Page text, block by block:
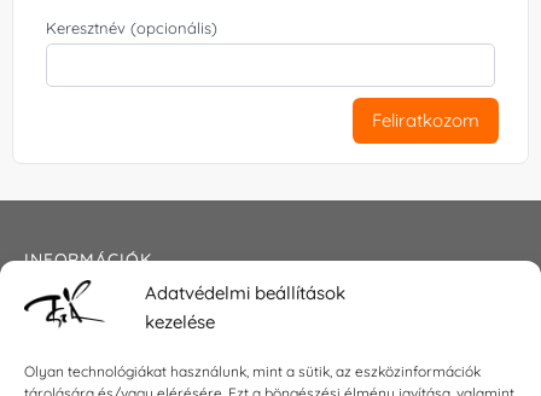
Adatvédelmi beállítások
kezelése
Olyan technológiákat használunk, mint a sütik, az eszközinformációk
Keresztnév (opcionális)
Feliratkozom
INFORMÁCIÓK
Általános szerződési feltételek
Impresszum